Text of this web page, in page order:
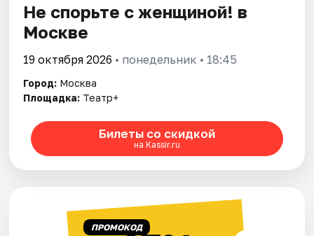
Не спорьте с женщиной! в
Москве
19 октября 2026 • понедельник • 18:45
Город: Москва
Площадка: Театр+
Билеты со скидкой
на Kassir.ru
ПРОМОКОД